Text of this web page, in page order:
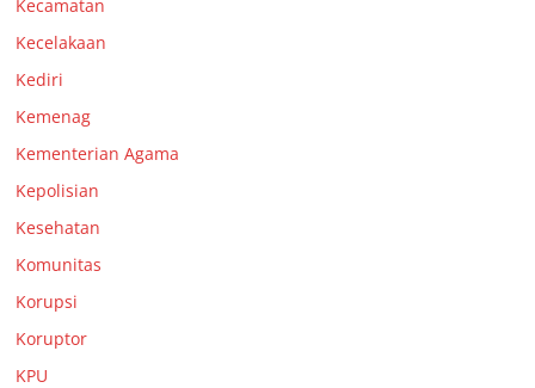
Kecamatan
Kecelakaan
Kediri
Kemenag
Kementerian Agama
Kepolisian
Kesehatan
Komunitas
Korupsi
Koruptor
KPU